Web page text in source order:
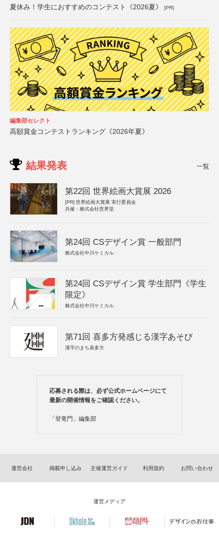
夏休み！学生におすすめのコンテスト《2026夏》 [PR]
編集部セレクト
高額賞金コンテストランキング《2026年夏》
結果発表 一覧
第22回 世界絵画大賞展 2026
[PR] 世界絵画大賞展 実行委員会
共催：株式会社世界堂
第24回 CSデザイン賞 一般部門
株式会社中川ケミカル
第24回 CSデザイン賞 学生部門《学生
限定》
株式会社中川ケミカル
第71回 喜多方発感じる漢字あそび
漢字のまち喜多方
応募される際は、必ず公式ホームページにて
最新の開催情報をご確認ください。
「登竜門」編集部
運営会社 掲載申し込み 主催運営ガイド 利用規約 お問い合わせ
運営メディア